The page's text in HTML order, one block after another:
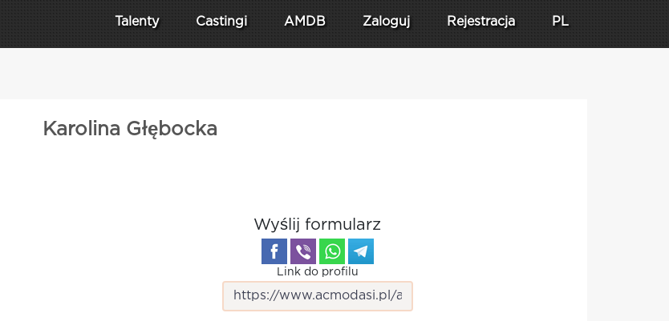
Talenty Castingi AMDB Zaloguj Rejestracja PL
Karolina Głębocka
Wyślij formularz
Link do profilu